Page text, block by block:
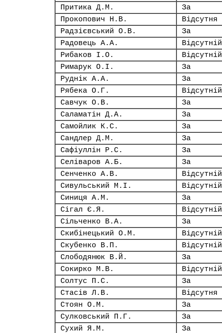
Притика Д.М.
За
Прокопович Н.В.
Відсутня
Радзієвський О.В.
За
Радовець А.А.
Відсутній
Рибаков І.О.
Відсутній
Римарук О.І.
За
Руднік А.А.
За
Рябека О.Г.
Відсутній
Савчук О.В.
За
Саламатін Д.А.
За
Самойлик К.С.
За
Сандлер Д.М.
За
Сафіуллін Р.С.
За
Селіваров А.Б.
За
Сенченко А.В.
Відсутній
Сивульський М.І.
Відсутній
Синиця А.М.
За
Сігал Є.Я.
Відсутній
Сільченко В.А.
За
Скибінецький О.М.
Відсутній
Скубенко В.П.
Відсутній
Слободянюк В.Й.
За
Сокирко М.В.
Відсутній
Солтус П.С.
За
Стасів Л.В.
Відсутня
Стоян О.М.
За
Сулковський П.Г.
За
Сухий Я.М.
За